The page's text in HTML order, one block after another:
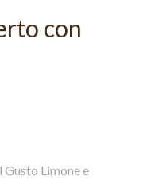
con
Limone e